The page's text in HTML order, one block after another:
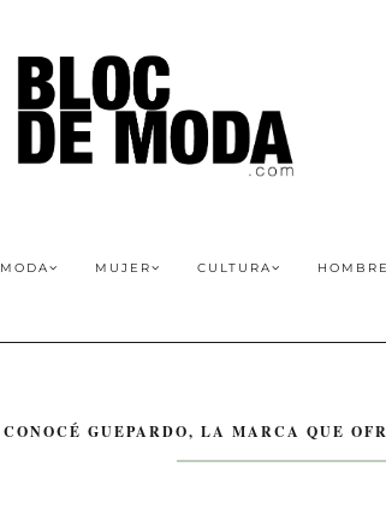
MODA MUJER CULTURA HOMBRE
CONOCÉ GUEPARDO, LA MARCA QUE